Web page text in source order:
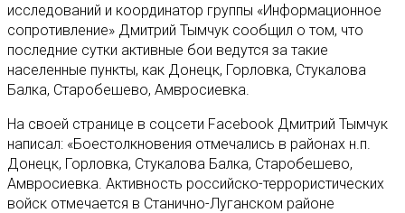
исследований и координатор группы «Информационное
сопротивление» Дмитрий Тымчук сообщил о том, что
последние сутки активные бои ведутся за такие
населенные пункты, как Донецк, Горловка, Стукалова
Балка, Старобешево, Амвросиевка.
На своей странице в соцсети Facebook Дмитрий Тымчук
написал: «Боестолкновения отмечались в районах н.п.
Донецк, Горловка, Стукалова Балка, Старобешево,
Амвросиевка. Активность российско-террористических
войск отмечается в Станично-Луганском районе